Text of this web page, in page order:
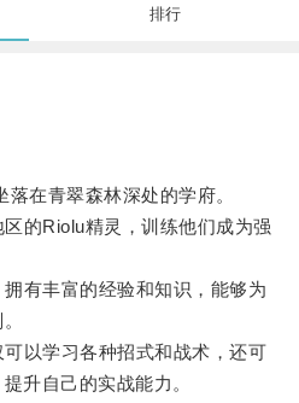
排行
在青翠森林深处的学府。
Riolu精灵，训练他们成为强
丰富的经验和知识，能够为
以学习各种招式和战术，还可
升自己的实战能力。